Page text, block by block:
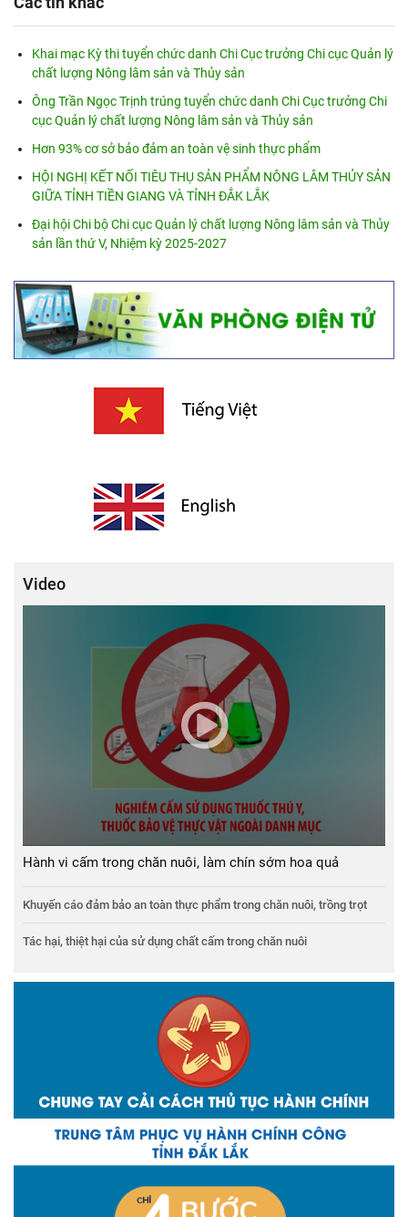
Khai mạc Kỳ thi tuyển chức danh Chi Cục trưởng Chi cục Quản lý
chất lượng Nông lâm sản và Thủy sản
Ông Trần Ngọc Trịnh trúng tuyển chức danh Chi Cục trưởng Chi
cục Quản lý chất lượng Nông lâm sản và Thủy sản
Hơn 93% cơ sở bảo đảm an toàn vệ sinh thực phẩm
HỘI NGHỊ KẾT NỐI TIÊU THỤ SẢN PHẨM NÔNG LÂM THỦY SẢN
GIỮA TỈNH TIỀN GIANG VÀ TỈNH ĐẮK LẮK
Đại hội Chi bộ Chi cục Quản lý chất lượng Nông lâm sản và Thủy
sản lần thứ V, Nhiệm kỳ 2025-2027
Video
Hành vi cấm trong chăn nuôi, làm chín sớm hoa quả
Khuyến cáo đảm bảo an toàn thực phẩm trong chăn nuôi, trồng trọt
Tác hại, thiệt hại của sử dụng chất cấm trong chăn nuôi